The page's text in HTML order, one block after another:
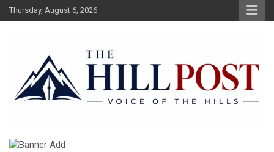
Skip
to
Thursday, August 6, 2026
The Hillpost